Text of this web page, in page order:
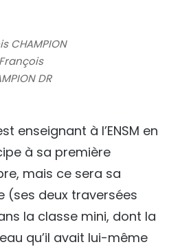
CHAMPION
DR
enseignant à l’ENSM en
à sa première
mais ce sera sa
(ses deux traversées
la classe mini, dont la
qu’il avait lui-même